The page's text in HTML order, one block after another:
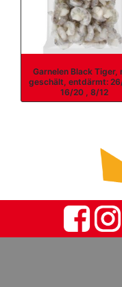
Garnelen Black Tiger,
geschält, entdärmt:
16/20 , 8/12